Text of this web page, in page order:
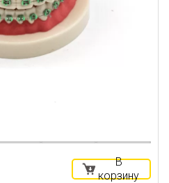
В
корзину